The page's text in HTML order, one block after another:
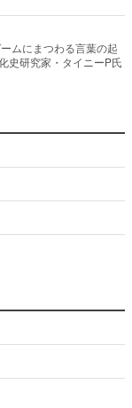
ムにまつわる言葉の起
史研究家・タイニーP氏